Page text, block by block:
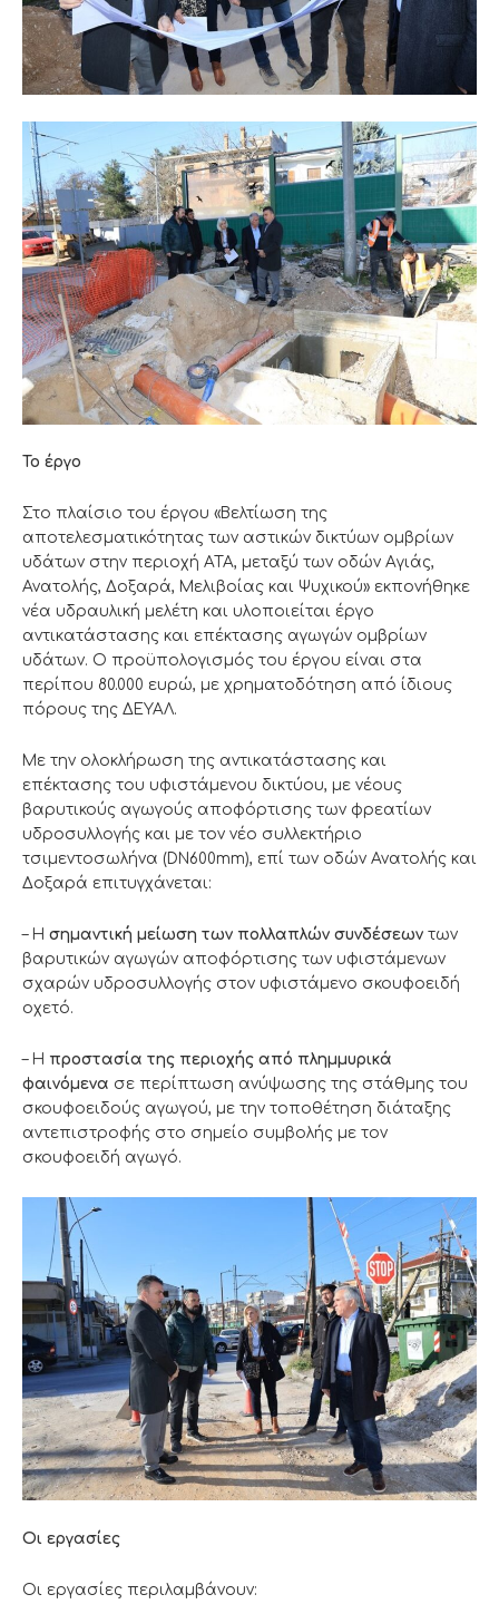
Το έργο
Στο πλαίσιο του έργου «Βελτίωση της
αποτελεσματικότητας των αστικών δικτύων ομβρίων
υδάτων στην περιοχή ΑΤΑ, μεταξύ των οδών Αγιάς,
Ανατολής, Δοξαρά, Μελιβοίας και Ψυχικού» εκπονήθηκε
νέα υδραυλική μελέτη και υλοποιείται έργο
αντικατάστασης και επέκτασης αγωγών ομβρίων
υδάτων. Ο προϋπολογισμός του έργου είναι στα
περίπου 80.000 ευρώ, με χρηματοδότηση από ίδιους
πόρους της ΔΕΥΑΛ.
Με την ολοκλήρωση της αντικατάστασης και
επέκτασης του υφιστάμενου δικτύου, με νέους
βαρυτικούς αγωγούς αποφόρτισης των φρεατίων
υδροσυλλογής και με τον νέο συλλεκτήριο
τσιμεντοσωλήνα (DN600mm), επί των οδών Ανατολής και
Δοξαρά επιτυγχάνεται:
– Η σημαντική μείωση των πολλαπλών συνδέσεων των
βαρυτικών αγωγών αποφόρτισης των υφιστάμενων
σχαρών υδροσυλλογής στον υφιστάμενο σκουφοειδή
οχετό.
– Η προστασία της περιοχής από πλημμυρικά
φαινόμενα σε περίπτωση ανύψωσης της στάθμης του
σκουφοειδούς αγωγού, με την τοποθέτηση διάταξης
αντεπιστροφής στο σημείο συμβολής με τον
σκουφοειδή αγωγό.
Οι εργασίες
Οι εργασίες περιλαμβάνουν: